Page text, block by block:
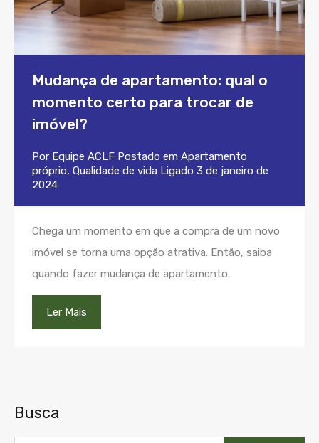
Mudança de apartamento: qual o
momento certo para trocar de
imóvel?
Por Equipe ACLF Postado em Apartamento
próprio, Qualidade de vida Ligado 3 de janeiro de
2024
Chega um momento em que a compra de um novo
imóvel se torna uma opção atrativa. Então, saiba
quando fazer mudança de apartamento.
Ler Mais
Busca